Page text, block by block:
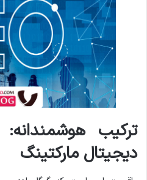
ترکیب هوشمندانه:
دیجیتال مارکتینگ